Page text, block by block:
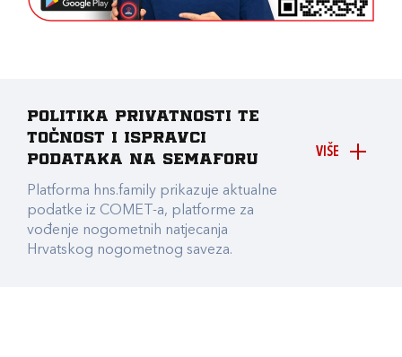
VIŠE
Politika privatnosti te
točnost i ispravci
podataka na Semaforu
Platforma hns.family prikazuje aktualne
podatke iz COMET-a, platforme za
vođenje nogometnih natjecanja
Hrvatskog nogometnog saveza.